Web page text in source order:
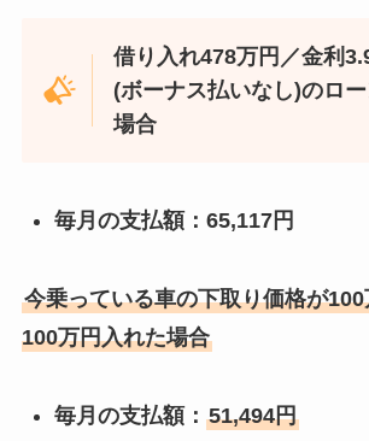
借り入れ478万円／金利
(ボーナス払いなし)のロ
場合
毎月の支払額：65,117円
今乗っている車の下取り価格が
100万円入れた場合
毎月の支払額： 51,494円